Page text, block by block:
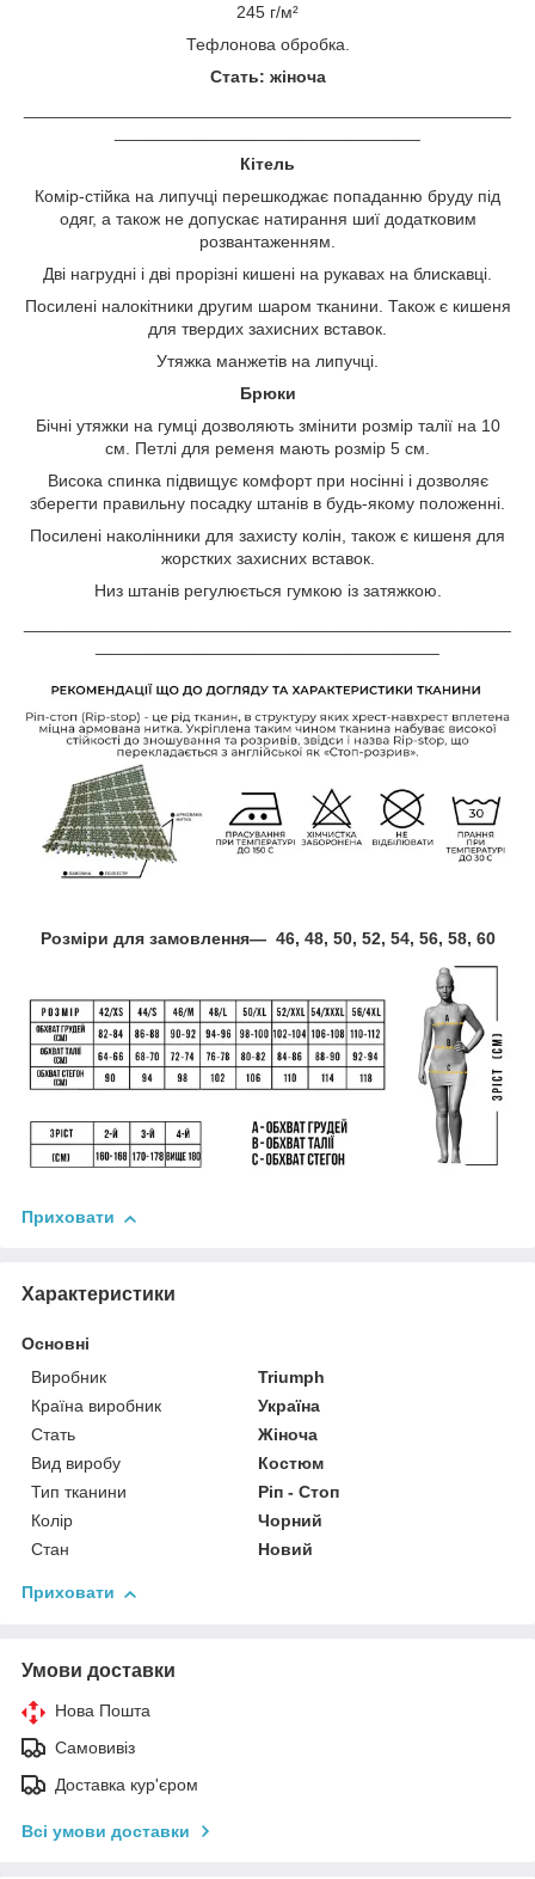
245 г/м²
Тефлонова обробка.
Стать: жіноча
Кітель
Комір-стійка на липучці перешкоджає попаданню бруду під
одяг, а також не допускає натирання шиї додатковим
розвантаженням.
Дві нагрудні і дві прорізні кишені на рукавах на блискавці.
Посилені налокітники другим шаром тканини. Також є кишеня
для твердих захисних вставок.
Утяжка манжетів на липучці.
Брюки
Бічні утяжки на гумці дозволяють змінити розмір талії на 10
см. Петлі для ременя мають розмір 5 см.
Висока спинка підвищує комфорт при носінні і дозволяє
зберегти правильну посадку штанів в будь-якому положенні.
Посилені наколінники для захисту колін, також є кишеня для
жорстких захисних вставок.
Низ штанів регулюється гумкою із затяжкою.
Розміри для замовлення― 46, 48, 50, 52, 54, 56, 58, 60
Приховати
Характеристики
Основні
Виробник
Triumph
Країна виробник
Україна
Стать
Жіноча
Вид виробу
Костюм
Тип тканини
Ріп - Стоп
Колір
Чорний
Стан
Новий
Приховати
Умови доставки
Нова Пошта
Самовивіз
Доставка кур'єром
Всі умови доставки